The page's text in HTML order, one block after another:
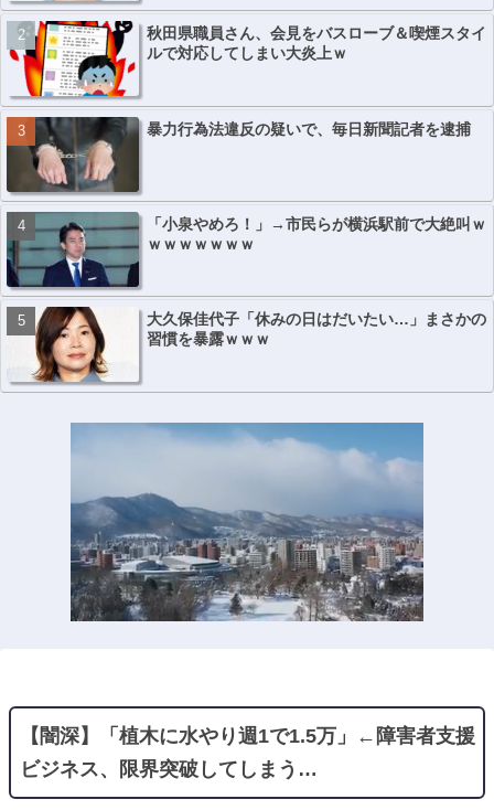
秋田県職員さん、会見をバスローブ＆喫煙スタイ
ルで対応してしまい大炎上ｗ
暴力行為法違反の疑いで、毎日新聞記者を逮捕
「小泉やめろ！」→市民らが横浜駅前で大絶叫ｗ
ｗｗｗｗｗｗｗ
大久保佳代子「休みの日はだいたい…」まさかの
習慣を暴露ｗｗｗ
【闇深】「植木に水やり週1で1.5万」←障害者支援
ビジネス、限界突破してしまう…